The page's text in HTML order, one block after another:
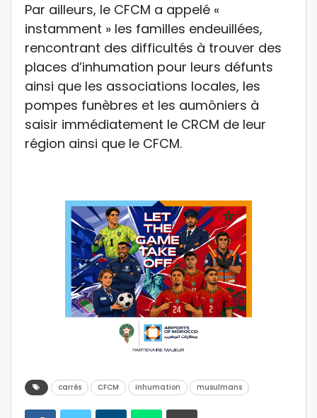
Par ailleurs, le CFCM a appelé «
instamment » les familles endeuillées,
rencontrant des difficultés à trouver des
places d’inhumation pour leurs défunts
ainsi que les associations locales, les
pompes funèbres et les aumôniers à
saisir immédiatement le CRCM de leur
région ainsi que le CFCM.
carrés CFCM inhumation musulmans